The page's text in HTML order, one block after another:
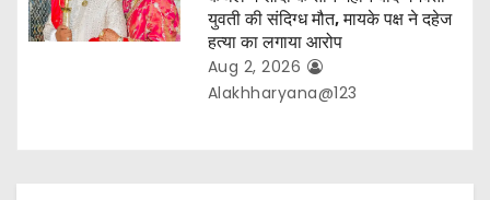
युवती की संदिग्ध मौत, मायके पक्ष ने दहेज
हत्या का लगाया आरोप
Aug 2, 2026
Alakhharyana@123